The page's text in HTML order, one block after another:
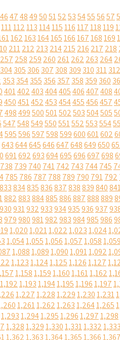
464748495051525354555657
111112113114115116117118119
162163164165166167168169
211212 213 214215 216 217 218
257 258 259 260 261262 263 264
304305 306 307 308 309 310 311312
353 354355 356 357 358 359 360
401402403404405406407408
450451452453454455456457
498499500501502503504505
547548549550551552553554
595596597598599600601602
643644645646647648649650
691692693694695696697698
738 739 740 741742 743 744745
785 786 787 788 789 790 791792
833834835836837838839840
882883884885886887888889
930931932933934935936937
979980981982983984985986
1,0201,0211,0221,0231,024
1,0541,0551,0561,0571,0581,059
1,0881,0891,0901,0911,092
1,1231,1241,1251,1261,127
1,1581,1591,1601,1611,162
1,1921,1931,1941,1951,1961,197
1,2271,2281,2291,2301,231
1,2611,2621,2631,2641,265
1,2931,2941,2951,2961,2971,298
1,3281,3291,3301,3311,3321,333
1,3621,3631,3641,3651,3661,367